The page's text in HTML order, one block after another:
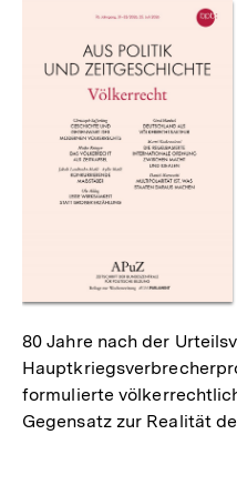
80 Jahre nach der
formulierte
Gegensatz zur Realität